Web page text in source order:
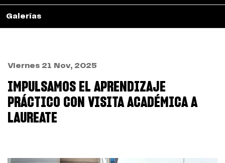
Galerías
Viernes 21 Nov, 2025
IMPULSAMOS EL APRENDIZAJE
PRÁCTICO CON VISITA ACADÉMICA A
LAUREATE